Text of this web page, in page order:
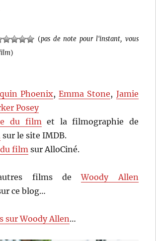
(pas de note pour l'instant, vous
)
Phoenix,Emma Stone, Jamie
Posey
du filmet la filmographie de
sur le site IMDB.
film sur AlloCiné.
films deWoody Allen
ce blog…
sur Woody Allen…